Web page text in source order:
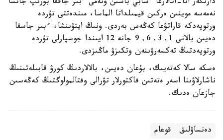
نەمەسە موينىن ەركىن قيمىلداتا الماسا، مىندەتتى تۇردە
ورتوپەدكە قاراتۋعا كەڭەس بەردى. ونىڭ ايتۋىنشا، ءبىر جاسقا
دەيىن بالانى 1, 3, 6, 9 جانە 12 ايىندا جوسپارلى تۇردە
ورتوپەدتىڭ تەكسەرۋىنەن وتكىزۋ ماڭىزدى.
ەسكە سالا كەتەيىك، بۇعان دەيىن، بالالاردىڭ كورۋ قابىلەتىنىڭ
ناشارلاۋىنا اسەر ەتەتىن فاكتورلار تۋرالى وفتالمولوگتىڭ كەڭەسىن
جازعان ەدىك.
دەنساۋلىق قوعام